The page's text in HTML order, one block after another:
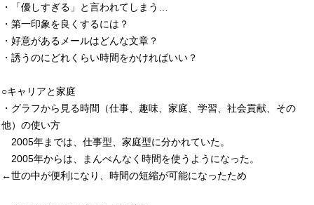
・「優しすぎる」と言われてしまう…
・第一印象を良くするには？
・好意があるメールはどんな文章？
・誘うのにどれくらい時間をかければいい？
○キャリアと家庭
・グラフから見る時間（仕事、趣味、家庭、学習、社会貢献、その
他）の使い方
2005年までは、仕事型、家庭型に分かれていた。
2005年からは、まんべんなく時間を使うようになった。
←世の中が便利になり、時間の短縮が可能になったため